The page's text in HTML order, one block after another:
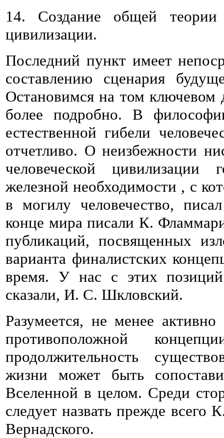
14. Создание общей теории
цивилизации.
Последний пункт имеет
составлению сценария
Остановимся на том ключевом
более подробно. В
естественной гибели
отчетливо. О неизбежности
человеческой
железной необходимости , с
в могилу человечество,
конце мира писали К.
публикаций, посвященных
варианта финалистских
время. У нас с этих
сказали, И. С. Шкловский.
Разумеется, не менее
противоположной
продолжительность
жизни может быть
Вселенной в целом. Среди
следует назвать прежде
Вернадского.